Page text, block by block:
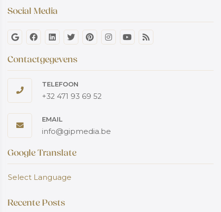
Social Media
Contactgegevens
TELEFOON
+32 471 93 69 52
EMAIL
info@gipmedia.be
Google Translate
Select Language
Recente Posts